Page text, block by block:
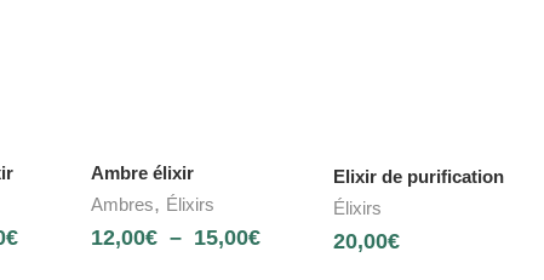
€
Ambre élixir
Ambres, Élixirs
12,00€ – 15,00€
Elixir de purification
Élixirs
20,00€